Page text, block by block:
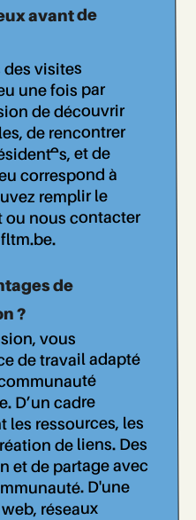
avant de
visites
une fois par
de découvrir
de rencontrer
et de
correspond à
remplir le
ou nous contacter
.
de
?
vous
de travail adapté
D’un cadre
les ressources, les
de liens. Des
et de partage avec
D'une
réseaux